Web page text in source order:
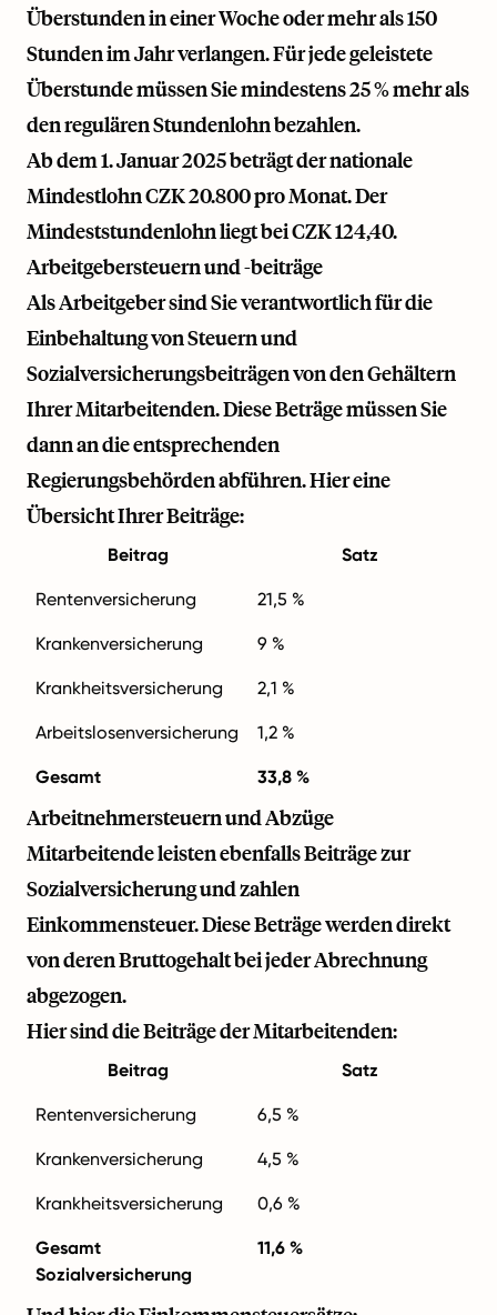
Überstunden in einer Woche oder mehr als 150
Stunden im Jahr verlangen. Für jede geleistete
Überstunde müssen Sie mindestens 25 % mehr als
den regulären Stundenlohn bezahlen.
Ab dem 1. Januar 2025 beträgt der nationale
Mindestlohn CZK 20.800 pro Monat. Der
Mindeststundenlohn liegt bei CZK 124,40.
Arbeitgebersteuern und -beiträge
Als Arbeitgeber sind Sie verantwortlich für die
Einbehaltung von Steuern und
Sozialversicherungsbeiträgen von den Gehältern
Ihrer Mitarbeitenden. Diese Beträge müssen Sie
dann an die entsprechenden
Regierungsbehörden abführen. Hier eine
Übersicht Ihrer Beiträge:
Beitrag Satz
Rentenversicherung 21,5 %
Krankenversicherung 9 %
Krankheitsversicherung 2,1 %
Arbeitslosenversicherung 1,2 %
Gesamt 33,8 %
Arbeitnehmersteuern und Abzüge
Mitarbeitende leisten ebenfalls Beiträge zur
Sozialversicherung und zahlen
Einkommensteuer. Diese Beträge werden direkt
von deren Bruttogehalt bei jeder Abrechnung
abgezogen.
Hier sind die Beiträge der Mitarbeitenden:
Beitrag Satz
Rentenversicherung 6,5 %
Krankenversicherung 4,5 %
Krankheitsversicherung 0,6 %
Gesamt
Sozialversicherung
11,6 %